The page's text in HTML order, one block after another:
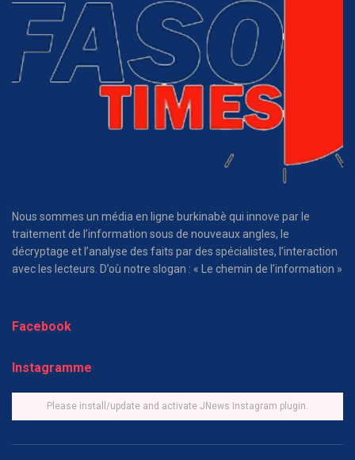
Nous sommes un média en ligne burkinabè qui innove par le
traitement de l’information sous de nouveaux angles, le
décryptage et l’analyse des faits par des spécialistes, l’interaction
avec les lecteurs. D’où notre slogan : « Le chemin de l’information »
Facebook
Instagramme
Please install/update and activate JNews Instagram plugin.